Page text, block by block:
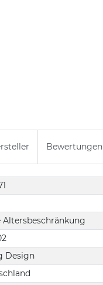
Bewertungen
Altersbeschränkung
Design